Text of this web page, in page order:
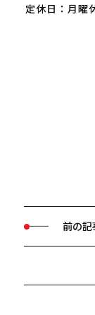
定休日：月曜
前の記